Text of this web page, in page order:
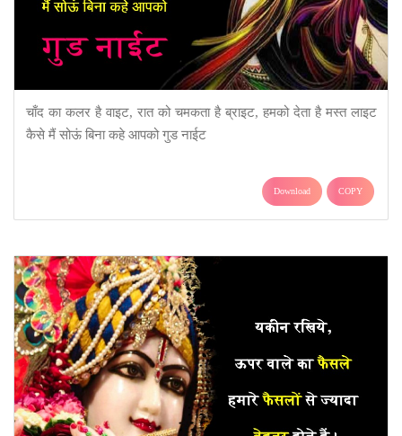
चाँद का कलर है वाइट, रात को चमकता है ब्राइट, हमको देता है मस्त लाइट
कैसे मैं सोऊं बिना कहे आपको गुड नाईट
Download COPY